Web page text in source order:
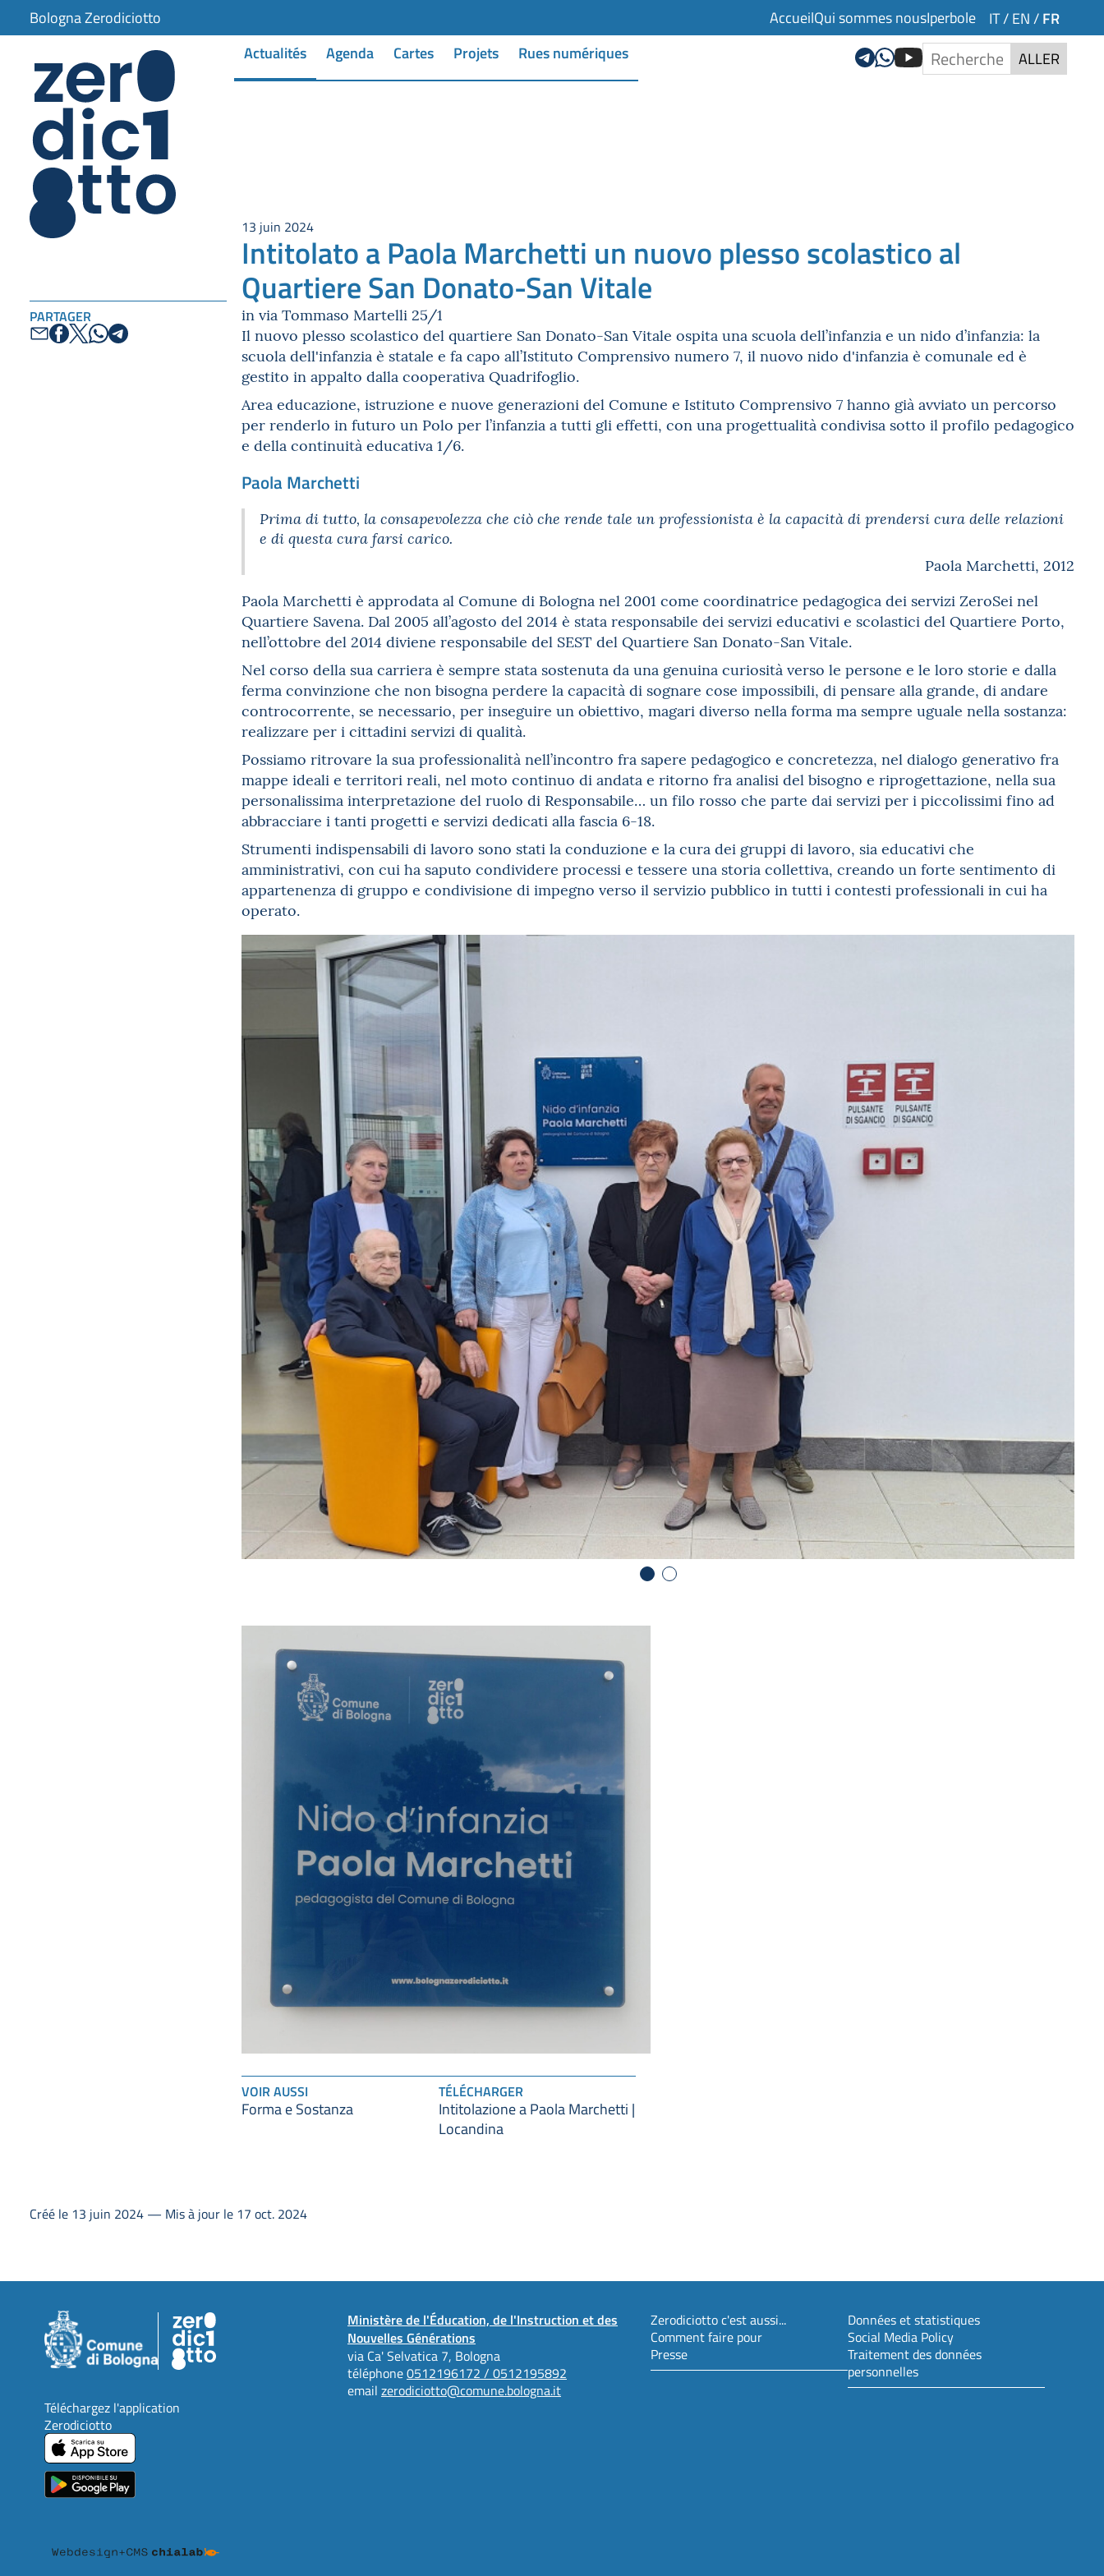
item 1 of 2Bologna Zerodiciotto AccueilQui sommes nousIperbole IT/ EN / FR
Actualités
Agenda Cartes Projets Rues numériques ALLER
PARTAGER
13 juin 2024
Intitolato a Paola Marchetti un nuovo plesso scolastico al
Quartiere San Donato-San Vitale
in via Tommaso Martelli 25/1
Il nuovo plesso scolastico del quartiere San Donato-San Vitale ospita una scuola dell’infanzia e un nido d’infanzia: la
scuola dell'infanzia è statale e fa capo all’Istituto Comprensivo numero 7, il nuovo nido d'infanzia è comunale ed è
gestito in appalto dalla cooperativa Quadrifoglio.
Area educazione, istruzione e nuove generazioni del Comune e Istituto Comprensivo 7 hanno già avviato un percorso
per renderlo in futuro un Polo per l’infanzia a tutti gli effetti, con una progettualità condivisa sotto il profilo pedagogico
e della continuità educativa 1/6.
Paola Marchetti
Prima di tutto, la consapevolezza che ciò che rende tale un professionista è la capacità di prendersi cura delle relazioni
e di questa cura farsi carico.
Paola Marchetti, 2012
Paola Marchetti è approdata al Comune di Bologna nel 2001 come coordinatrice pedagogica dei servizi ZeroSei nel
Quartiere Savena. Dal 2005 all’agosto del 2014 è stata responsabile dei servizi educativi e scolastici del Quartiere Porto,
nell’ottobre del 2014 diviene responsabile del SEST del Quartiere San Donato-San Vitale.
Nel corso della sua carriera è sempre stata sostenuta da una genuina curiosità verso le persone e le loro storie e dalla
ferma convinzione che non bisogna perdere la capacità di sognare cose impossibili, di pensare alla grande, di andare
controcorrente, se necessario, per inseguire un obiettivo, magari diverso nella forma ma sempre uguale nella sostanza:
realizzare per i cittadini servizi di qualità.
Possiamo ritrovare la sua professionalità nell’incontro fra sapere pedagogico e concretezza, nel dialogo generativo fra
mappe ideali e territori reali, nel moto continuo di andata e ritorno fra analisi del bisogno e riprogettazione, nella sua
personalissima interpretazione del ruolo di Responsabile… un filo rosso che parte dai servizi per i piccolissimi fino ad
abbracciare i tanti progetti e servizi dedicati alla fascia 6-18.
Strumenti indispensabili di lavoro sono stati la conduzione e la cura dei gruppi di lavoro, sia educativi che
amministrativi, con cui ha saputo condividere processi e tessere una storia collettiva, creando un forte sentimento di
appartenenza di gruppo e condivisione di impegno verso il servizio pubblico in tutti i contesti professionali in cui ha
operato.
VOIR AUSSI
Forma e Sostanza
TÉLÉCHARGER
Intitolazione a Paola Marchetti |
Locandina
Créé le 13 juin 2024 — Mis à jour le 17 oct. 2024
Ministère de l'Éducation, de l'Instruction et des
Nouvelles Générations
via Ca' Selvatica 7, Bologna
téléphone0512196172 / 0512195892
email zerodiciotto@comune.bologna.it
Zerodiciotto c'est aussi...
Comment faire pour
Presse
Données et statistiques
Social Media Policy
Traitement des données
personnelles
Téléchargez l'application
Zerodiciotto